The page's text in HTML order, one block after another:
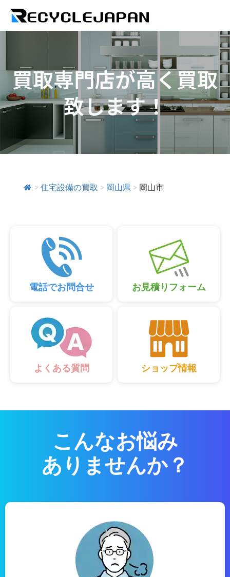
買取専門店が高く買取
致します！
> 住宅設備の買取 > 岡山県 > 岡山市
電話でお問合せ お見積りフォーム
よくある質問 ショップ情報
こんなお悩み
ありませんか？